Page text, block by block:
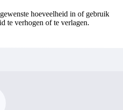
hoeveelheid in of gebruik
te verhogen of te verlagen.